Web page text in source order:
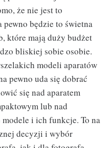
że nie jest to
będzie to świetna
które mają duży budżet
bliskiej sobie osobie.
modeli aparatów
pewno uda się dobrać
się nad aparatem
lub nad
i ich funkcje. To na
decyzji i wybór